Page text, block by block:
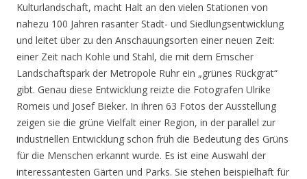
Kulturlandschaft, macht Halt an den vielen Stationen von
nahezu 100 Jahren rasanter Stadt- und Siedlungsentwicklung
und leitet über zu den Anschauungsorten einer neuen Zeit:
einer Zeit nach Kohle und Stahl, die mit dem Emscher
Landschaftspark der Metropole Ruhr ein „grünes Rückgrat“
gibt. Genau diese Entwicklung reizte die Fotografen Ulrike
Romeis und Josef Bieker. In ihren 63 Fotos der Ausstellung
zeigen sie die grüne Vielfalt einer Region, in der parallel zur
industriellen Entwicklung schon früh die Bedeutung des Grüns
für die Menschen erkannt wurde. Es ist eine Auswahl der
interessantesten Gärten und Parks. Sie stehen beispielhaft für